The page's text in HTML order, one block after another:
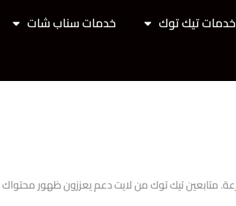
خدمات تيك توك خدمات سناب شات